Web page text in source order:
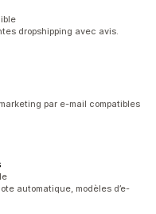
dropshipping avec avis.
par e-mail compatibles
automatique, modèles d’e-